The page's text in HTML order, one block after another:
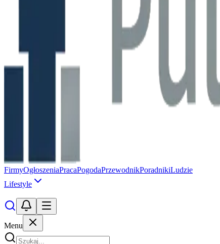
FirmyOgłoszeniaPracaPogodaPrzewodnikPoradnikiLudzie
Lifestyle
Menu